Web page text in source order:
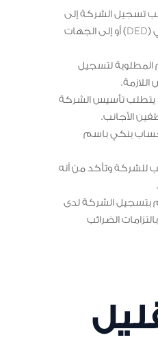
تسجيل الشركة إلى
دائرة التنمية الاقتصادية في دبي (DED) أو إلى الجهات
لتسجيل
يتطلب تأسيس الشركة
الأجانب.
بنكي باسم
للشركة وتأكد من أنه
بتسجيل الشركة لدى
الضرائب